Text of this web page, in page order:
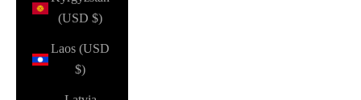
(USD $)
Laos (USD
$)